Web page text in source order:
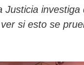
Justicia investiga
si esto se